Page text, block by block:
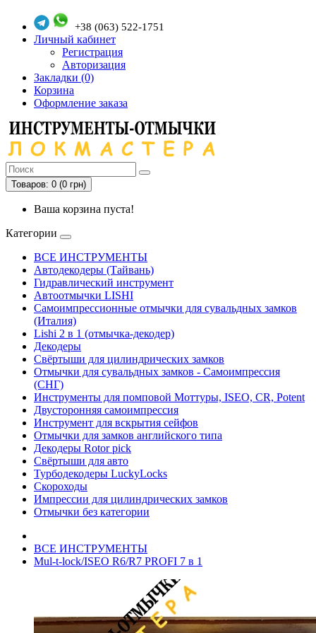
+38 (063) 522-1751
Личный кабинет
Регистрация
Авторизация
Закладки (0)
Корзина
Оформление заказа
Товаров: 0 (0 грн)
Ваша корзина пуста!
Категории
ВСЕ ИНСТРУМЕНТЫ
Автодекодеры (Тайвань)
Гидравлический инструмент
Автоотмычки LISHI
Самоимпрессионные отмычки для сувальдных замков
(Италия)
Lishi 2 в 1 (отмычка-декодер)
Декодеры
Свёртыши для цилиндрических замков
Отмычки для сувальдных замков - Самоимпрессия
(СНГ)
Инструменты для помповой Моттуры, ISEO, CR, Potent
Двусторонняя самоимпрессия
Инструмент для вскрытия сейфов
Отмычки для замков английского типа
Декодеры Rotor pick
Свёртыши для авто
Турбодекодеры LuckyLocks
Скороходы
Импрессии для цилиндрических замков
Отмычки без категории
ВСЕ ИНСТРУМЕНТЫ
Mul-t-lock/ISEO R6/R7 PROFI 7 в 1